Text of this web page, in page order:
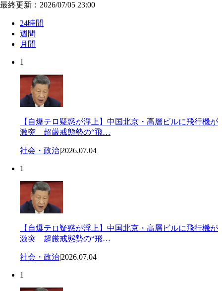
最終更新：2026/07/05 23:00
24時間
週間
月間
1
【自爆テロ疑惑が浮上】中国北京・高層ビルに飛行機が
激突 超厳戒態勢の“飛…
社会・政治|2026.07.04
1
【自爆テロ疑惑が浮上】中国北京・高層ビルに飛行機が
激突 超厳戒態勢の“飛…
社会・政治|2026.07.04
1